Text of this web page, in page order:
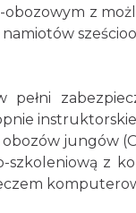
z
namiotów
instruktorskie
jungów
szkoleniową z